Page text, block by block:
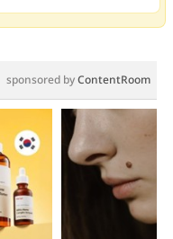
sponsored byContentRoom